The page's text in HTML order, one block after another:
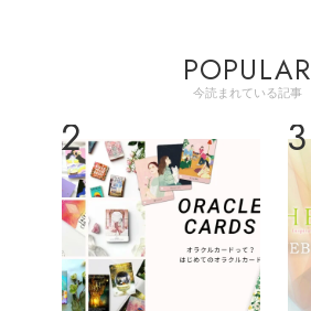
POPULAR
今読まれている記事
2 3